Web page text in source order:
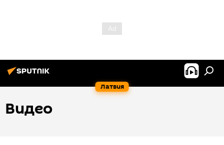
Латвия
Видео